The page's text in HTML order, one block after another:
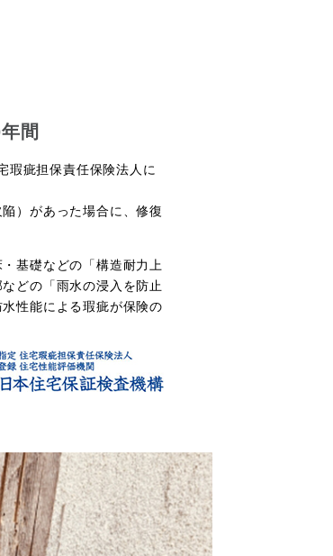
間
瑕疵担保責任保険法人に
）があった場合に、修復
基礎などの「構造耐力上
どの「雨水の浸入を防止
性能による瑕疵が保険の